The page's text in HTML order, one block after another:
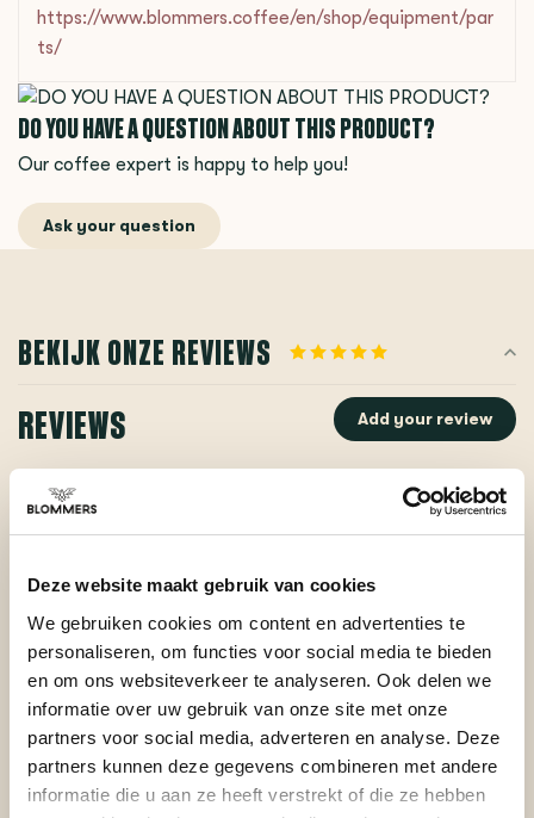
Deze website maakt gebruik van cookies
We gebruiken cookies om content en advertenties te
personaliseren, om functies voor social media te bieden
en om ons websiteverkeer te analyseren. Ook delen we
informatie over uw gebruik van onze site met onze
partners voor social media, adverteren en analyse. Deze
partners kunnen deze gegevens combineren met andere
informatie die u aan ze heeft verstrekt of die ze hebben
https://www.blommers.coffee/en/shop/equipment/par
ts/
DO YOU HAVE A QUESTION ABOUT THIS PRODUCT?
Our coffee expert is happy to help you!
Ask your question
BEKIJK ONZE REVIEWS
REVIEWS Add your review
Voldoet aan verwachting